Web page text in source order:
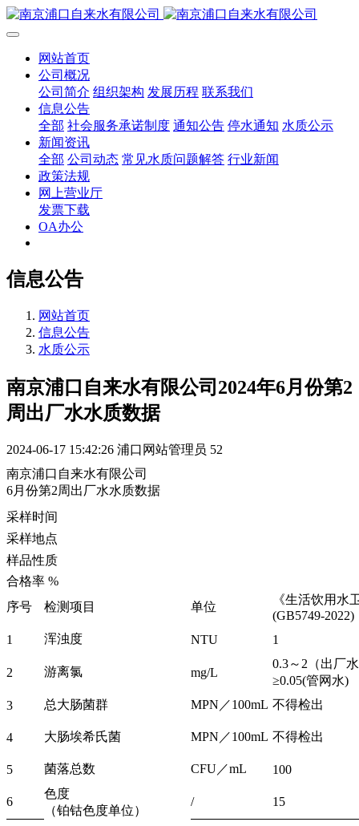
网站首页
公司概况
公司简介 组织架构 发展历程 联系我们
信息公告
全部 社会服务承诺制度 通知公告 停水通知 水质公示
新闻资讯
全部 公司动态 常见水质问题解答 行业新闻
政策法规
网上营业厅
发票下载
OA办公
信息公告
网站首页
信息公告
水质公示
南京浦口自来水有限公司2024年6月份第2
周出厂水水质数据
2024-06-17 15:42:26 浦口网站管理员 52
南京浦口自来水有限公司
6月份第2周出厂水水质数据
采样时间
采样地点
样品性质
合格率 %
序号
检测项目 单位
《生活饮用水
(GB5749-2022)
1
浑浊度 NTU 1
2 游离氯 mg/L
0.3～2（出
≥0.05(管网水)
3
总大肠菌群 MPN／100mL 不得检出
4 大肠埃希氏菌 MPN／100mL 不得检出
5 菌落总数 CFU／mL 100
6
色度
/ 15
（铂钴色度单位）